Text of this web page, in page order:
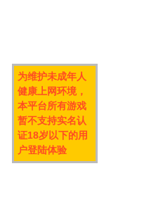
为维护未成年人
健康上网环境，
本平台所有游戏
暂不支持实名认
证18岁以下的用
户登陆体验